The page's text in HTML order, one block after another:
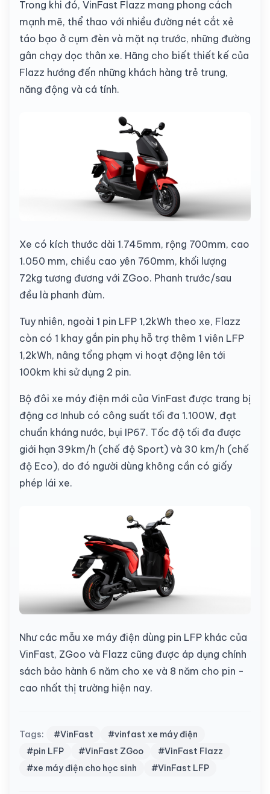
Trong khi đó, VinFast Flazz mang phong cách
mạnh mẽ, thể thao với nhiều đường nét cắt xẻ
táo bạo ở cụm đèn và mặt nạ trước, những đường
gân chạy dọc thân xe. Hãng cho biết thiết kế của
Flazz hướng đến những khách hàng trẻ trung,
năng động và cá tính.
Xe có kích thước dài 1.745mm, rộng 700mm, cao
1.050 mm, chiều cao yên 760mm, khối lượng
72kg tương đương với ZGoo. Phanh trước/sau
đều là phanh đùm.
Tuy nhiên, ngoài 1 pin LFP 1,2kWh theo xe, Flazz
còn có 1 khay gắn pin phụ hỗ trợ thêm 1 viên LFP
1,2kWh, nâng tổng phạm vi hoạt động lên tới
100km khi sử dụng 2 pin.
Bộ đôi xe máy điện mới của VinFast được trang bị
động cơ Inhub có công suất tối đa 1.100W, đạt
chuẩn kháng nước, bụi IP67. Tốc độ tối đa được
giới hạn 39km/h (chế độ Sport) và 30 km/h (chế
độ Eco), do đó người dùng không cần có giấy
phép lái xe.
Như các mẫu xe máy điện dùng pin LFP khác của
VinFast, ZGoo và Flazz cũng được áp dụng chính
sách bảo hành 6 năm cho xe và 8 năm cho pin -
cao nhất thị trường hiện nay.
Tags: #VinFast
#vinfast xe máy điện
#pin LFP
#VinFast ZGoo
#VinFast Flazz
#xe máy điện cho học sinh
#VinFast LFP